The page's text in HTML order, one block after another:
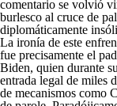
comentario se volvió
burlesco al cruce de
diplomáticamente
La ironía de este
fue precisamente el
Biden, quien durante
entrada legal de miles
de mecanismos como